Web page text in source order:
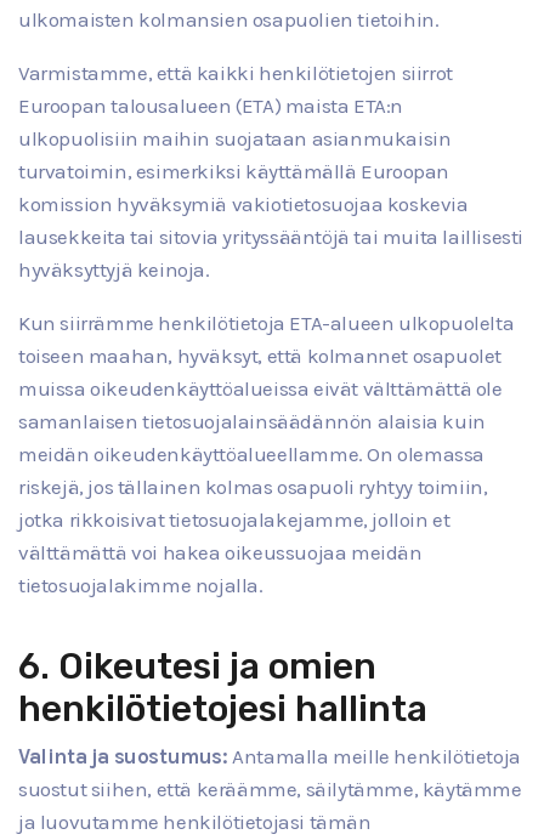
ulkomaisten kolmansien osapuolien tietoihin.
Varmistamme, että kaikki henkilötietojen siirrot
Euroopan talousalueen (ETA) maista ETA:n
ulkopuolisiin maihin suojataan asianmukaisin
turvatoimin, esimerkiksi käyttämällä Euroopan
komission hyväksymiä vakiotietosuojaa koskevia
lausekkeita tai sitovia yrityssääntöjä tai muita laillisesti
hyväksyttyjä keinoja.
Kun siirrämme henkilötietoja ETA-alueen ulkopuolelta
toiseen maahan, hyväksyt, että kolmannet osapuolet
muissa oikeudenkäyttöalueissa eivät välttämättä ole
samanlaisen tietosuojalainsäädännön alaisia kuin
meidän oikeudenkäyttöalueellamme. On olemassa
riskejä, jos tällainen kolmas osapuoli ryhtyy toimiin,
jotka rikkoisivat tietosuojalakejamme, jolloin et
välttämättä voi hakea oikeussuojaa meidän
tietosuojalakimme nojalla.
6. Oikeutesi ja omien
henkilötietojesi hallinta
Valinta ja suostumus: Antamalla meille henkilötietoja
suostut siihen, että keräämme, säilytämme, käytämme
ja luovutamme henkilötietojasi tämän